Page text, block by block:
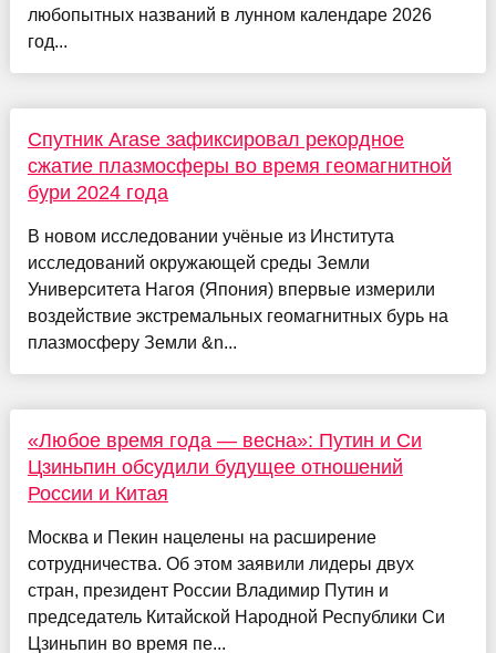
любопытных названий в лунном календаре 2026
год...
Спутник Arase зафиксировал рекордное
сжатие плазмосферы во время геомагнитной
бури 2024 года
В новом исследовании учёные из Института
исследований окружающей среды Земли
Университета Нагоя (Япония) впервые измерили
воздействие экстремальных геомагнитных бурь на
плазмосферу Земли &n...
«Любое время года — весна»: Путин и Си
Цзиньпин обсудили будущее отношений
России и Китая
Москва и Пекин нацелены на расширение
сотрудничества. Об этом заявили лидеры двух
стран, президент России Владимир Путин и
председатель Китайской Народной Республики Си
Цзиньпин во время пе...